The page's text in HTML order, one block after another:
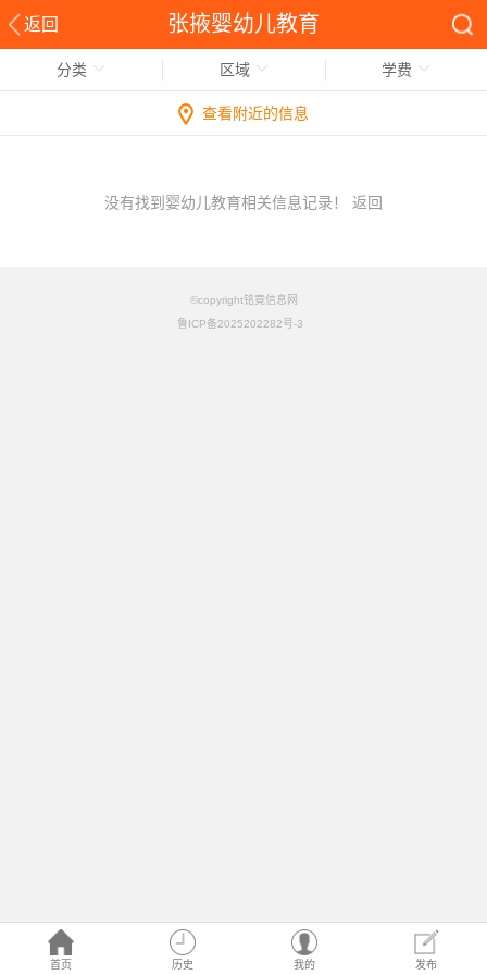
返回 张掖婴幼儿教育
首页 历史 我的 发布
分类 区域 学费
查看附近的信息
没有找到婴幼儿教育相关信息记录！ 返回
©copyright铭竟信息网
鲁ICP备2025202282号-3